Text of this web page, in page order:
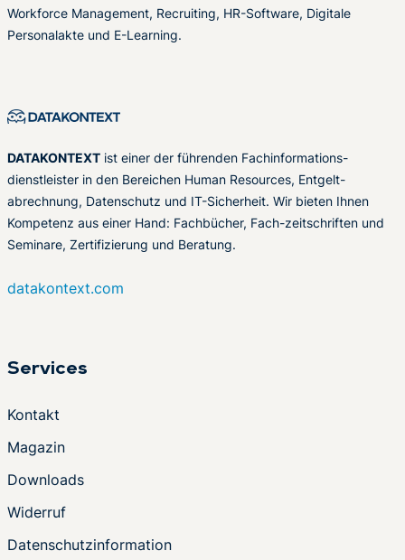
Workforce Management, Recruiting, HR-Software, Digitale
Personalakte und E-Learning.
DATAKONTEXT ist einer der führenden Fachinformations-
dienstleister in den Bereichen Human Resources, Entgelt-
abrechnung, Datenschutz und IT-Sicherheit. Wir bieten Ihnen
Kompetenz aus einer Hand: Fachbücher, Fach-zeitschriften und
Seminare, Zertifizierung und Beratung.
datakontext.com
Services
Kontakt
Magazin
Downloads
Widerruf
Datenschutzinformation